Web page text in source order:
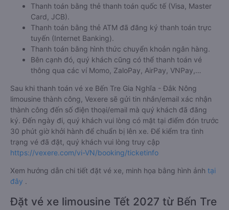
Thanh toán bằng thẻ thanh toán quốc tế (Visa, Master
Card, JCB).
Thanh toán bằng thẻ ATM đã đăng ký thanh toán trực
tuyến (Internet Banking).
Thanh toán bằng hình thức chuyển khoản ngân hàng.
Bên cạnh đó, quý khách cũng có thể thanh toán vé
thông qua các ví Momo, ZaloPay, AirPay, VNPay,…
Sau khi thanh toán vé xe Bến Tre Gia Nghĩa - Đắk Nông
limousine thành công, Vexere sẽ gửi tin nhắn/email xác nhận
thành công đến số điện thoại/email mà quý khách đã đăng
ký. Đến ngày đi, quý khách vui lòng có mặt tại điểm đón trước
30 phút giờ khởi hành để chuẩn bị lên xe. Để kiểm tra tình
trạng vé đã đặt, quý khách vui lòng truy cập
https://vexere.com/vi-VN/booking/ticketinfo
Xem hướng dẫn chi tiết đặt vé xe, minh họa bằng hình ảnh tại
đây .
Đặt vé xe limousine Tết 2027 từ Bến Tre